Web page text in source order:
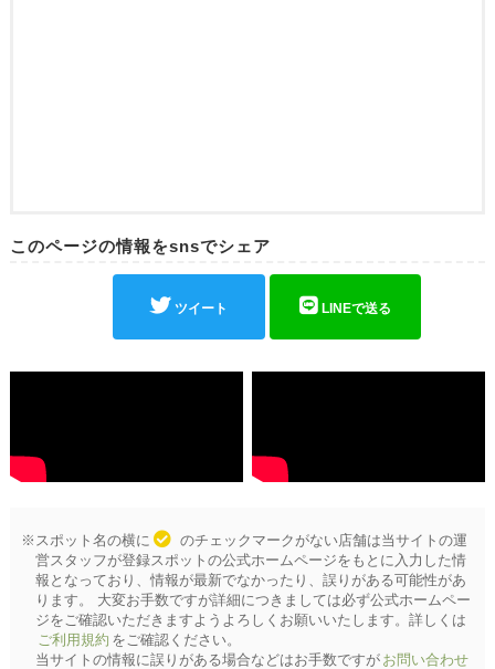
このページの情報をsnsでシェア
ツイート LINEで送る
※スポット名の横に
のチェックマークがない店舗は当サイトの運
営スタッフが登録スポットの公式ホームページをもとに入力した情
報となっており、情報が最新でなかったり、誤りがある可能性があ
ります。 大変お手数ですが詳細につきましては必ず公式ホームペー
ジをご確認いただきますようよろしくお願いいたします。詳しくは
ご利用規約 をご確認ください。
当サイトの情報に誤りがある場合などはお手数ですが お問い合わせ